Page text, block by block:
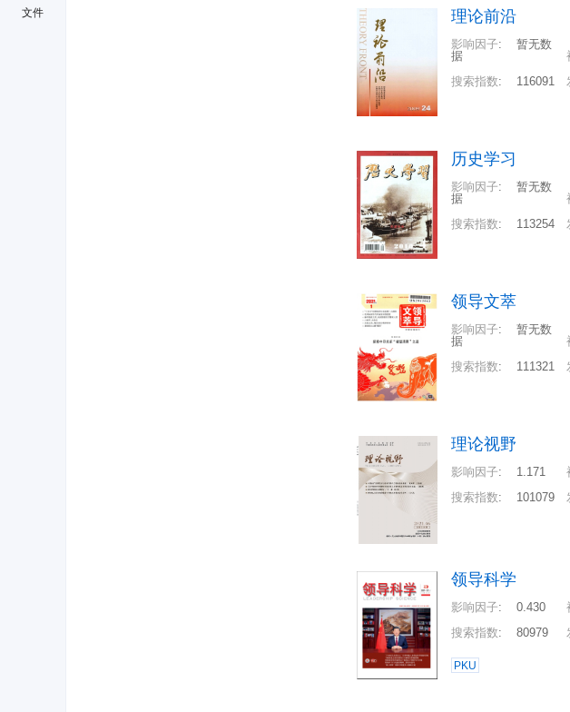
文件 理论前沿
影响因子:
暂无数
据
搜索指数: 116091
历史学习
影响因子:
暂无数
据
搜索指数: 113254
领导文萃
影响因子:
暂无数
据
搜索指数: 111321
理论视野
影响因子: 1.171
搜索指数: 101079
领导科学
影响因子: 0.430
搜索指数: 80979
PKU